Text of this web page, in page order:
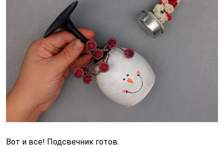
Вот и все! Подсвечник готов.